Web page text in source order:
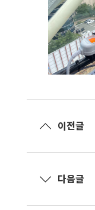
이전글
다음글